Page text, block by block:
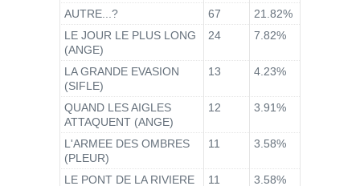
AUTRE...? 67
21.82%
LE JOUR LE PLUS LONG
(ANGE)
24 7.82%
LA GRANDE EVASION
(SIFLE)
13 4.23%
QUAND LES AIGLES
ATTAQUENT (ANGE)
12 3.91%
L'ARMEE DES OMBRES
(PLEUR)
11 3.58%
LE PONT DE LA RIVIERE
11 3.58%